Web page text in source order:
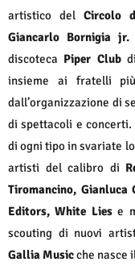
artistico del Circolo
Giancarlo Bornigia jr.
discoteca Piper Club
insieme ai fratelli
dall’organizzazione di
di spettacoli e
di ogni tipo in svariate
artisti del calibro di
Tiromancino, Gianluca
Editors, White Liese
scouting di nuovi
Gallia Musicche nasce